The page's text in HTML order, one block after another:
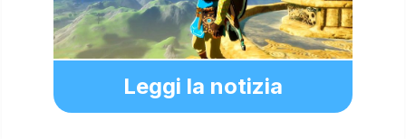
Leggi la notizia